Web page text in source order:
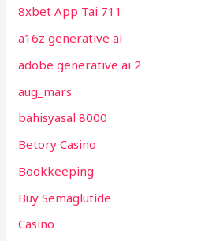
8xbet App Tai 711
a16z generative ai
adobe generative ai 2
aug_mars
bahisyasal 8000
Betory Casino
Bookkeeping
Buy Semaglutide
Casino